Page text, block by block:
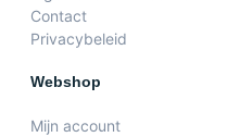
Contact
Privacybeleid
Webshop
Mijn account